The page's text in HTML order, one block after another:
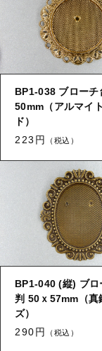
BP1-038 ブローチ
50mm（アルマイ
ド）
223円
（税込）
BP1-040 (縦) ブロ
判 50ｘ57mm（真
ズ）
290円
（税込）
ログイン
【